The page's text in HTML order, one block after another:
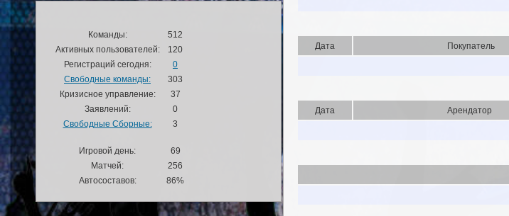
Дата Покупатель
Дата Арендатор
Команды:
512
Активных пользователей:
120
Регистраций сегодня:
0
Свободные команды:
303
Кризисное управление:
37
Заявлений:
0
Свободные Сборные:
3
Игровой день:
69
Матчей:
256
Автосоставов:
86%